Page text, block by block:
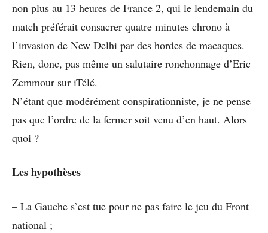
non plus au 13 heures de France 2, qui le lendemain du
match préférait consacrer quatre minutes chrono à
l’invasion de New Delhi par des hordes de macaques.
Rien, donc, pas même un salutaire ronchonnage d’Eric
Zemmour sur iTélé.
N’étant que modérément conspirationniste, je ne pense
pas que l’ordre de la fermer soit venu d’en haut. Alors
quoi ?
Les hypothèses
– La Gauche s’est tue pour ne pas faire le jeu du Front
national ;